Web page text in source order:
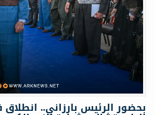
بحضور الرئيس بارزاني..